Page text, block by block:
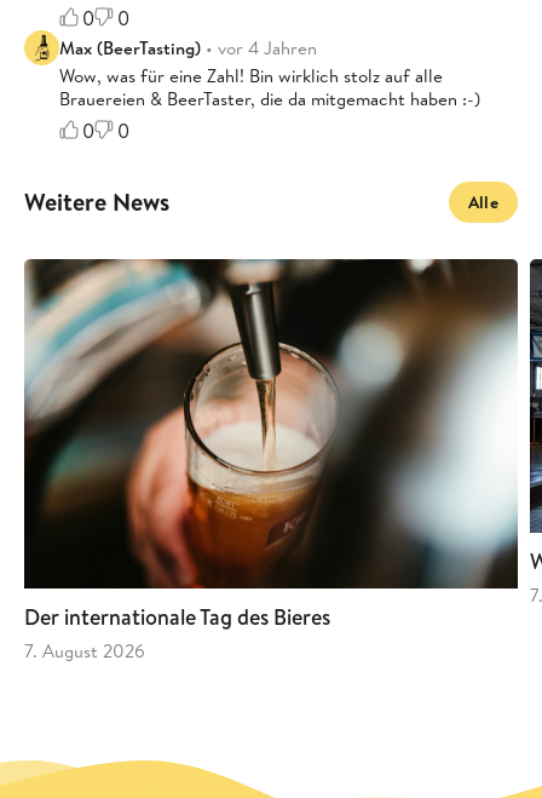
0 0
Max (BeerTasting) • vor 4 Jahren
Wow, was für eine Zahl! Bin wirklich stolz auf alle
Brauereien & BeerTaster, die da mitgemacht haben :-)
0 0
Weitere News Alle
Der internationale Tag des Bieres
7. August 2026